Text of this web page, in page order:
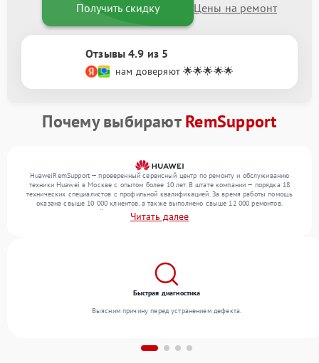
Получить скидку Цены на ремонт
Отзывы 4.9 из 5
нам доверяют 🌟🌟🌟🌟🌟
Почему выбираютRemSupport
HuaweiRemSupport — проверенный сервисный центр по ремонту и обслуживанию
техники Huawei в Москве с опытом более 10 лет. В штате компании — порядка 18
технических специалистов с профильной квалификацией. За время работы помощь
оказана свыше 10 000 клиентов, а также выполнено свыше 12 000 ремонтов.
Ежемесячно в сервисный центр поступает свыше 300 единиц техники, включая , , . Мы
работаем с широким спектром неисправностей и обеспечиваем надежный результат
Читать далее
Быстрая диагностика
Выясним причину перед устранением дефекта.